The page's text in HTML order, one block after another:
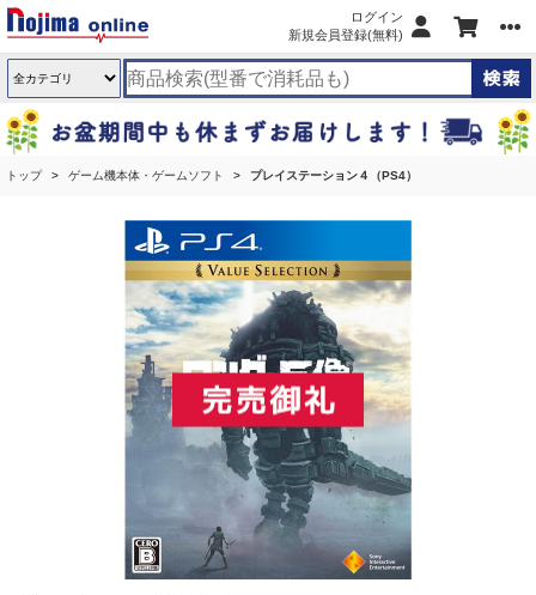
ログイン
新規会員登録(無料)
トップ ゲーム機本体・ゲームソフト プレイステーション４（PS4）